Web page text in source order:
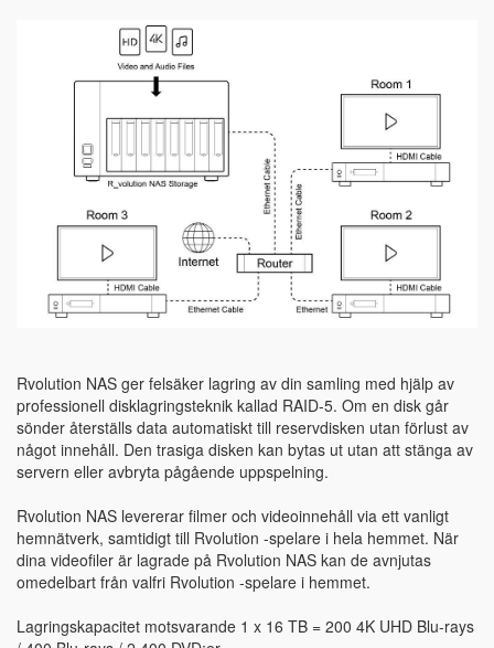
Rvolution NAS ger felsäker lagring av din samling med hjälp av
professionell disklagringsteknik kallad RAID-5. Om en disk går
sönder återställs data automatiskt till reservdisken utan förlust av
något innehåll. Den trasiga disken kan bytas ut utan att stänga av
servern eller avbryta pågående uppspelning.
Rvolution NAS levererar filmer och videoinnehåll via ett vanligt
hemnätverk, samtidigt till Rvolution -spelare i hela hemmet. När
dina videofiler är lagrade på Rvolution NAS kan de avnjutas
omedelbart från valfri Rvolution -spelare i hemmet.
Lagringskapacitet motsvarande 1 x 16 TB = 200 4K UHD Blu-rays